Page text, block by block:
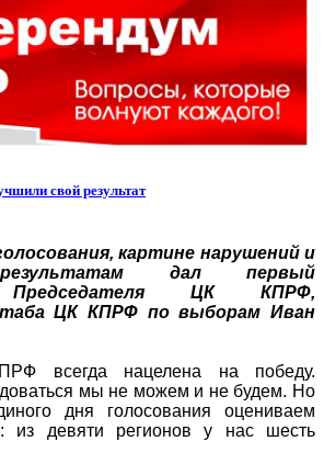
свой результат
картине нарушений и
дал первый
Председателя ЦК КПРФ,
ЦК КПРФ по выборам Иван
всегда нацелена на победу.
мы не можем и не будем. Но
дня голосования оцениваем
из девяти регионов у нас шесть